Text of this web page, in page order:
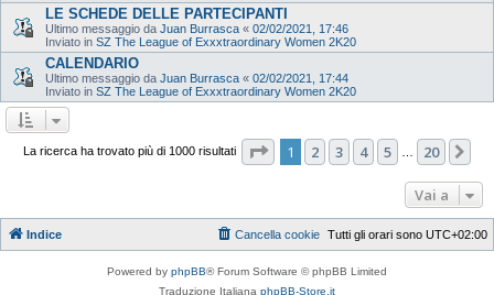
LE SCHEDE DELLE PARTECIPANTI
Ultimo messaggio da Juan Burrasca « 02/02/2021, 17:46
Inviato in SZ The League of Exxxtraordinary Women 2K20
CALENDARIO
Ultimo messaggio da Juan Burrasca « 02/02/2021, 17:44
Inviato in SZ The League of Exxxtraordinary Women 2K20
La ricerca ha trovato più di 1000 risultati Pagina di 20
1 2 3 4 5 20
Vai a
Indice Tutti gli orari sono UTC+02:00
Cancella cookie
Powered by phpBB® Forum Software © phpBB Limited
Traduzione Italiana phpBB-Store.it